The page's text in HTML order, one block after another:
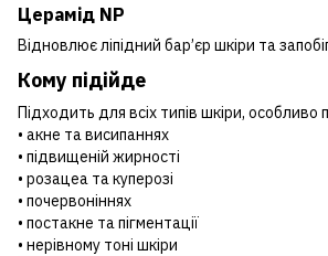
Церамід NP
Відновлює ліпідний бар’єр шкіри та
Кому підійде
Підходить для всіх типів шкіри, особливо
• акне та висипаннях
• підвищеній жирності
• розацеа та куперозі
• почервоніннях
• постакне та пігментації
• нерівному тоні шкіри